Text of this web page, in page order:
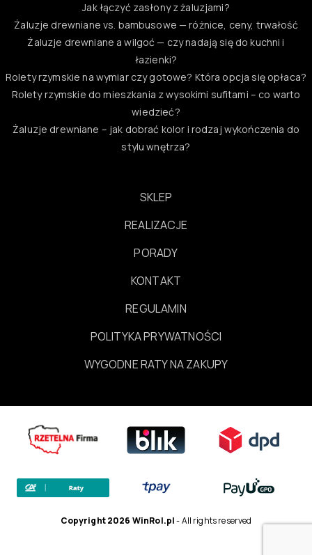
Jak łączyć zasłony z żaluzjami?
Żaluzje drewniane vs. bambusowe — różnice, ceny, trwałość
Żaluzje drewniane a wilgoć — czy nadają się do kuchni i
łazienki?
Rolety rzymskie na wymiar czy gotowe? Która opcja się opłaca?
Rolety rzymskie do mieszkania z wysokimi sufitami – co warto
wiedzieć?
Żaluzje drewniane – jak dobrać kolor i rodzaj wykończenia do
stylu wnętrza?
SKLEP
REALIZACJE
PORADY
KONTAKT
REGULAMIN
POLITYKA PRYWATNOŚCI
WYGODNE RATY NA ZAKUPY
Copyright 2026 WinRol.pl- All rights reserved